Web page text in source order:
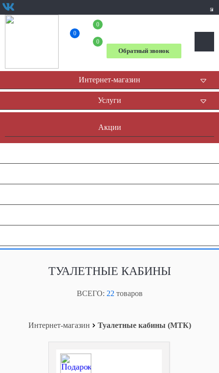
0
0
0
Обратный звонок
Интернет-магазин
Услуги
Акции
ТУАЛЕТНЫЕ КАБИНЫ
ВСЕГО: 22 товаров
Интернет-магазин Туалетные кабины (МТК)